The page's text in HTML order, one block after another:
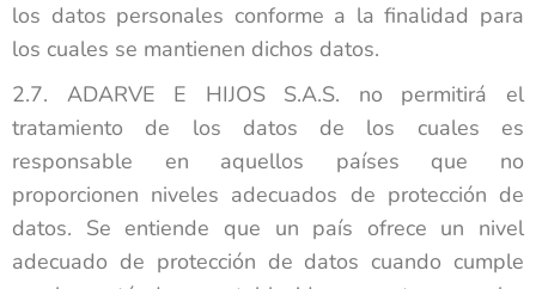
los datos personales conforme a la finalidad para
los cuales se mantienen dichos datos.
2.7. ADARVE E HIJOS S.A.S. no permitirá el
tratamiento de los datos de los cuales es
responsable en aquellos países que no
proporcionen niveles adecuados de protección de
datos. Se entiende que un país ofrece un nivel
adecuado de protección de datos cuando cumple